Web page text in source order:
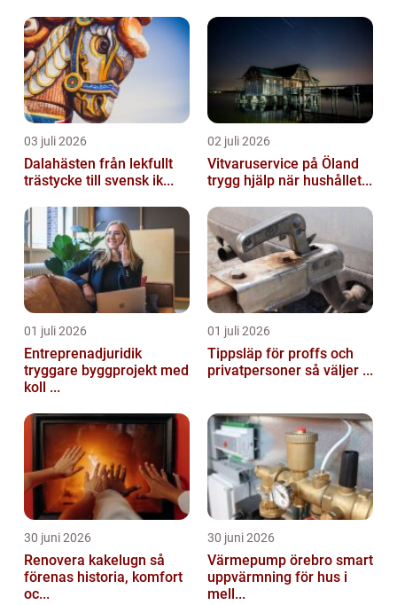
03 juli 2026
Dalahästen från lekfullt
trästycke till svensk ik...
02 juli 2026
Vitvaruservice på Öland
trygg hjälp när hushållet...
01 juli 2026
Entreprenadjuridik
tryggare byggprojekt med
koll ...
01 juli 2026
Tippsläp för proffs och
privatpersoner så väljer ...
30 juni 2026
Renovera kakelugn så
förenas historia, komfort
oc...
30 juni 2026
Värmepump örebro smart
uppvärmning för hus i
mell...